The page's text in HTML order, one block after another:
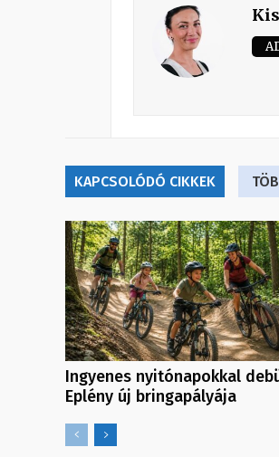
KAPCSOLÓDÓ CIKKEK
Ingyenes nyitónapokkal
Eplény új bringapályája